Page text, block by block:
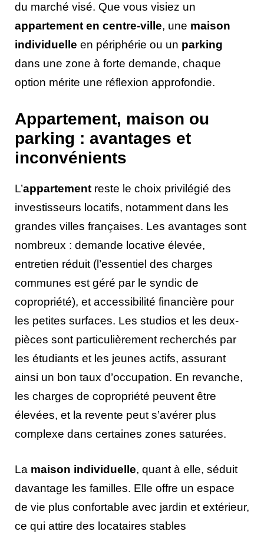
du marché visé. Que vous visiez un
appartement en centre-ville, une maison
individuelle en périphérie ou un parking
dans une zone à forte demande, chaque
option mérite une réflexion approfondie.
Appartement, maison ou
parking : avantages et
inconvénients
L’appartement reste le choix privilégié des
investisseurs locatifs, notamment dans les
grandes villes françaises. Les avantages sont
nombreux : demande locative élevée,
entretien réduit (l’essentiel des charges
communes est géré par le syndic de
copropriété), et accessibilité financière pour
les petites surfaces. Les studios et les deux-
pièces sont particulièrement recherchés par
les étudiants et les jeunes actifs, assurant
ainsi un bon taux d’occupation. En revanche,
les charges de copropriété peuvent être
élevées, et la revente peut s’avérer plus
complexe dans certaines zones saturées.
La maison individuelle, quant à elle, séduit
davantage les familles. Elle offre un espace
de vie plus confortable avec jardin et extérieur,
ce qui attire des locataires stables